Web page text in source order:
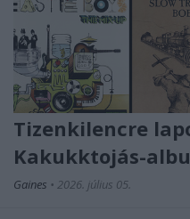
Tizenkilencre
Kakukktojás-
Gaines • 2026. július 05.